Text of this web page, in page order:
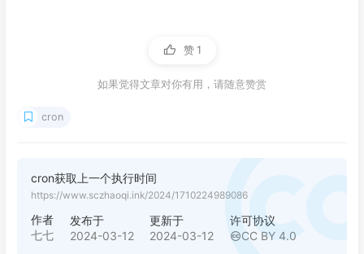
赞 1
如果觉得文章对你有用，请随意赞赏
cron
cron获取上一个执行时间
https://www.sczhaoqi.ink/2024/1710224989086
作者
七七
发布于
2024-03-12
更新于
2024-03-12
许可协议
CC BY 4.0